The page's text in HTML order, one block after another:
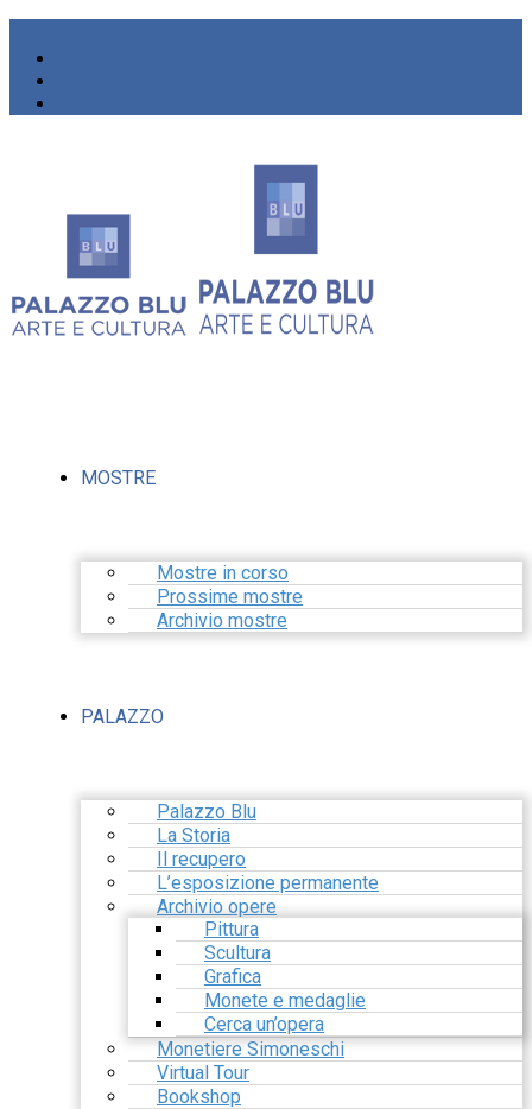
MOSTRE
Mostre in corso
Prossime mostre
Archivio mostre
PALAZZO
Palazzo Blu
La Storia
Il recupero
L’esposizione permanente
Archivio opere
Pittura
Scultura
Grafica
Monete e medaglie
Cerca un’opera
Monetiere Simoneschi
Virtual Tour
Bookshop